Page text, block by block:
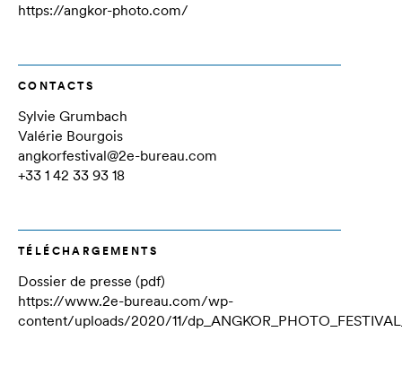
https://angkor-photo.com/
CONTACTS
Sylvie Grumbach
Valérie Bourgois
angkorfestival@2e-bureau.com
+33 1 42 33 93 18
TÉLÉCHARGEMENTS
Dossier de presse (pdf)
https://www.2e-bureau.com/wp-
content/uploads/2020/11/